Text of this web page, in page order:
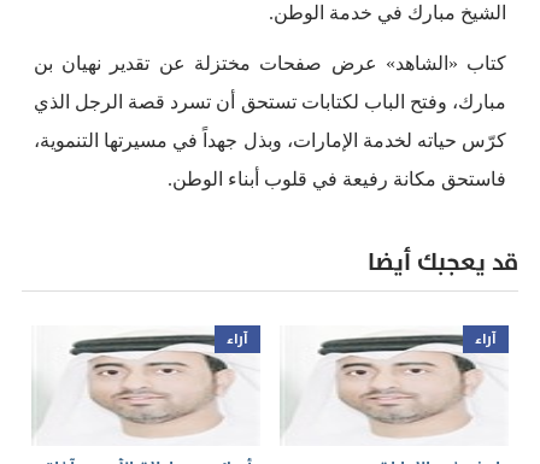
الشيخ مبارك في خدمة الوطن.
كتاب «الشاهد» عرض صفحات مختزلة عن تقدير نهيان بن
مبارك، وفتح الباب لكتابات تستحق أن تسرد قصة الرجل الذي
كرّس حياته لخدمة الإمارات، وبذل جهداً في مسيرتها التنموية،
فاستحق مكانة رفيعة في قلوب أبناء الوطن.
قد يعجبك أيضا
آراء آراء